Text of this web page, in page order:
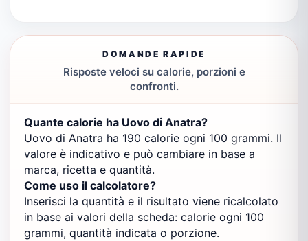
DOMANDE RAPIDE
Risposte veloci su calorie, porzioni e
confronti.
Quante calorie ha Uovo di Anatra?
Uovo di Anatra ha 190 calorie ogni 100 grammi. Il
valore è indicativo e può cambiare in base a
marca, ricetta e quantità.
Come uso il calcolatore?
Inserisci la quantità e il risultato viene ricalcolato
in base ai valori della scheda: calorie ogni 100
grammi, quantità indicata o porzione.